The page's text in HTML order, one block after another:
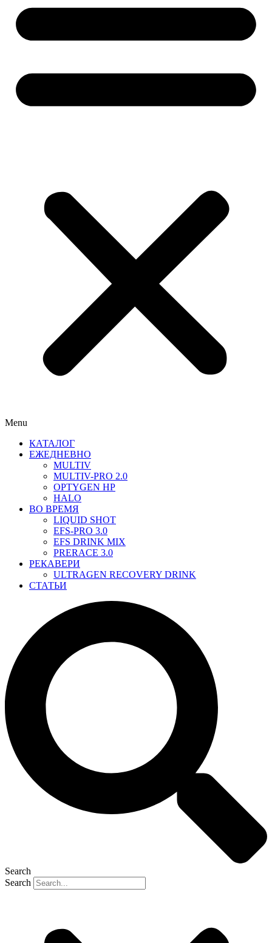
Menu
КАТАЛОГ
ЕЖЕДНЕВНО
MULTIV
MULTIV-PRO 2.0
OPTYGEN HP
HALO
ВО ВРЕМЯ
LIQUID SHOT
EFS-PRO 3.0
EFS DRINK MIX
PRERACE 3.0
РЕКАВЕРИ
ULTRAGEN RECOVERY DRINK
СТАТЬИ
Search
Search